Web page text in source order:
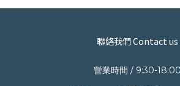
聯絡我們 Contact us
營業時間 / 9:30-18:00